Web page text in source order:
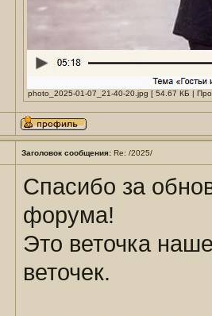
photo_2025-01-07_21-40-20.jpg [ 54.67 КБ |
Заголовок сообщения: Re: /2025/
Спасибо за
форума!
Это веточка
веточек.